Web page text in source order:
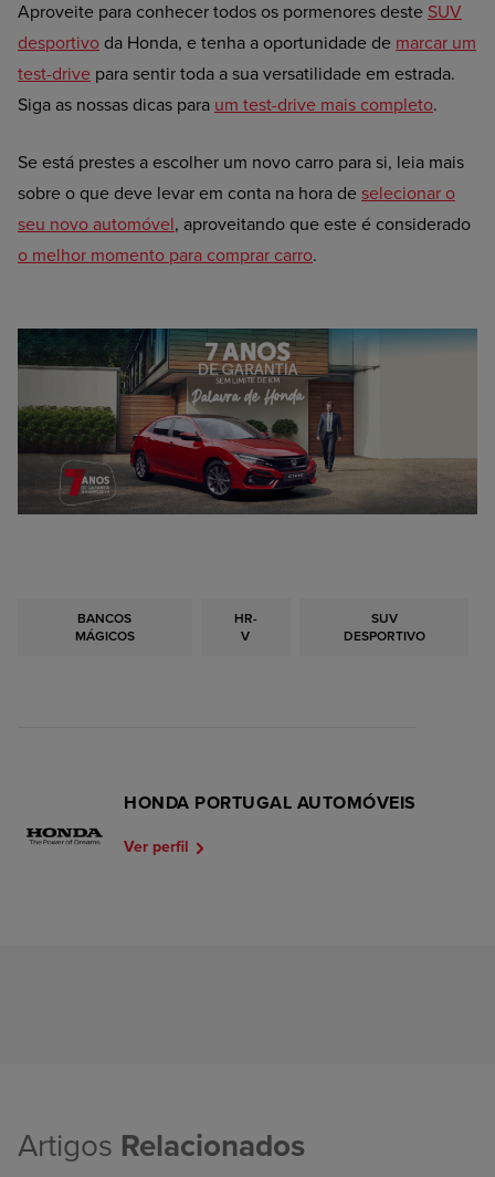
Aproveite para conhecer todos os pormenores deste SUV
desportivo da Honda, e tenha a oportunidade de marcar um
test-drive para sentir toda a sua versatilidade em estrada.
Siga as nossas dicas para um test-drive mais completo.
Se está prestes a escolher um novo carro para si, leia mais
sobre o que deve levar em conta na hora de selecionar o
seu novo automóvel, aproveitando que este é considerado
o melhor momento para comprar carro.
BANCOS
MÁGICOS
HR-
V
SUV
DESPORTIVO
HONDA PORTUGAL AUTOMÓVEIS
Ver perfil
Artigos Relacionados